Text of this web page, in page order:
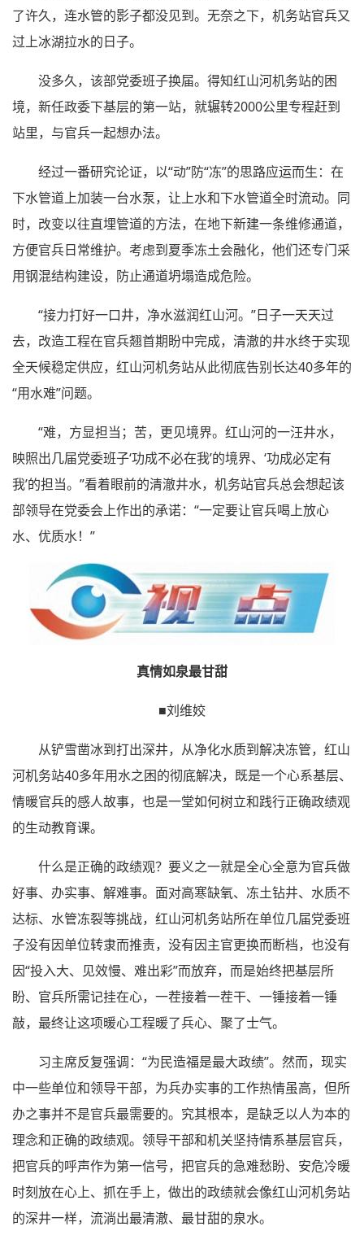
了许久，连水管的影子都没见到。无奈之下，机务站官兵又
过上冰湖拉水的日子。
没多久，该部党委班子换届。得知红山河机务站的困
境，新任政委下基层的第一站，就辗转2000公里专程赶到
站里，与官兵一起想办法。
经过一番研究论证，以“动”防“冻”的思路应运而生：在
下水管道上加装一台水泵，让上水和下水管道全时流动。同
时，改变以往直埋管道的方法，在地下新建一条维修通道，
方便官兵日常维护。考虑到夏季冻土会融化，他们还专门采
用钢混结构建设，防止通道坍塌造成危险。
“接力打好一口井，净水滋润红山河。”日子一天天过
去，改造工程在官兵翘首期盼中完成，清澈的井水终于实现
全天候稳定供应，红山河机务站从此彻底告别长达40多年的
“用水难”问题。
“难，方显担当；苦，更见境界。红山河的一汪井水，
映照出几届党委班子‘功成不必在我’的境界、‘功成必定有
我’的担当。”看着眼前的清澈井水，机务站官兵总会想起该
部领导在党委会上作出的承诺：“一定要让官兵喝上放心
水、优质水！”
真情如泉最甘甜
■刘维姣
从铲雪凿冰到打出深井，从净化水质到解决冻管，红山
河机务站40多年用水之困的彻底解决，既是一个心系基层、
情暖官兵的感人故事，也是一堂如何树立和践行正确政绩观
的生动教育课。
什么是正确的政绩观？要义之一就是全心全意为官兵做
好事、办实事、解难事。面对高寒缺氧、冻土钻井、水质不
达标、水管冻裂等挑战，红山河机务站所在单位几届党委班
子没有因单位转隶而推责，没有因主官更换而断档，也没有
因“投入大、见效慢、难出彩”而放弃，而是始终把基层所
盼、官兵所需记挂在心，一茬接着一茬干、一锤接着一锤
敲，最终让这项暖心工程暖了兵心、聚了士气。
习主席反复强调：“为民造福是最大政绩”。然而，现实
中一些单位和领导干部，为兵办实事的工作热情虽高，但所
办之事并不是官兵最需要的。究其根本，是缺乏以人为本的
理念和正确的政绩观。领导干部和机关坚持情系基层官兵，
把官兵的呼声作为第一信号，把官兵的急难愁盼、安危冷暖
时刻放在心上、抓在手上，做出的政绩就会像红山河机务站
的深井一样，流淌出最清澈、最甘甜的泉水。